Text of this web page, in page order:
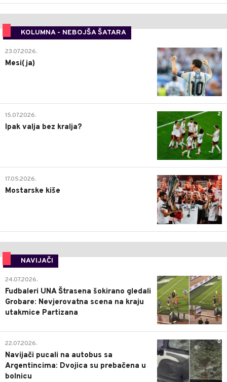
KOLUMNA - NEBOJŠA ŠATARA
0
23.07.2026.
Mesi(ja)
2
15.07.2026.
Ipak valja bez kralja?
0
17.05.2026.
Mostarske kiše
NAVIJAČI
0
24.07.2026.
Fudbaleri UNA Štrasena šokirano gledali
Grobare: Nevjerovatna scena na kraju
utakmice Partizana
0
22.07.2026.
Navijači pucali na autobus sa
Argentincima: Dvojica su prebačena u
bolnicu